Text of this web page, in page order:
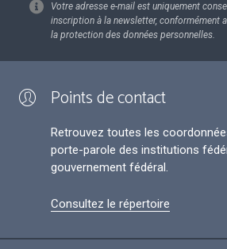
Votre adresse e-mail est uniquement
inscription à la newsletter, conformément
la protection des données personnelles.
Points de contact
Retrouvez toutes les
porte-parole des institutions
gouvernement fédéral.
Consultez le répertoire